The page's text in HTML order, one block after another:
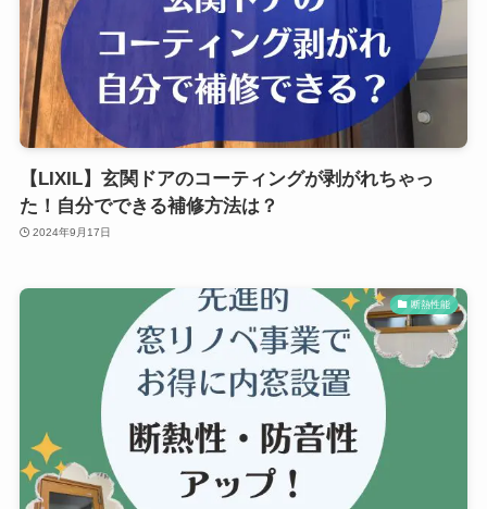
【LIXIL】玄関ドアのコーティングが剥がれちゃっ
た！自分でできる補修方法は？
2024年9月17日
断熱性能